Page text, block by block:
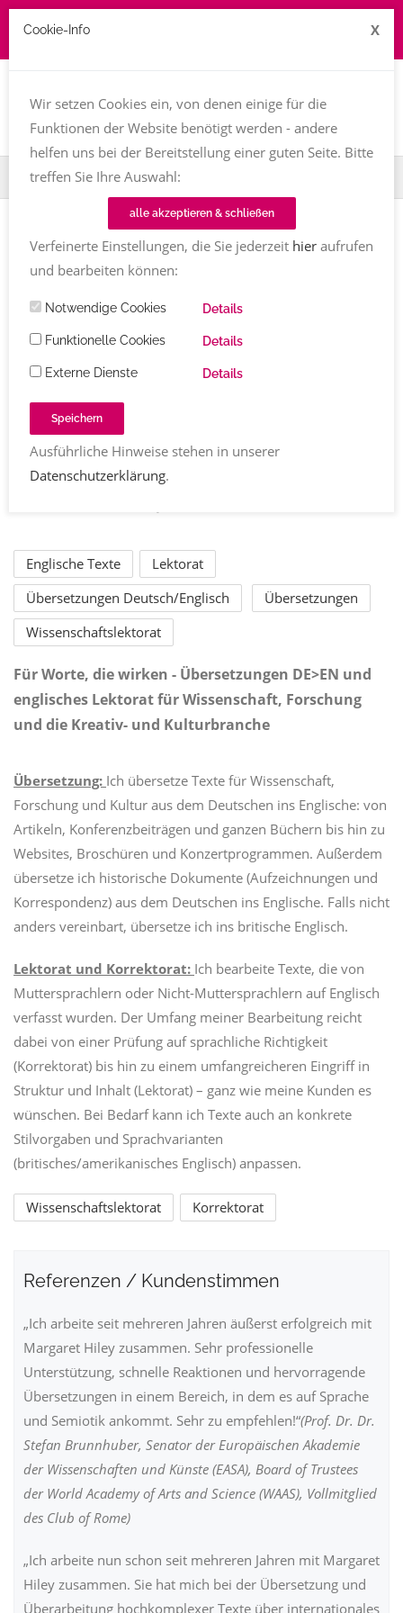
Home Fachfrauenmarkt
Englische Texte
Lektorat
Übersetzungen Deutsch/Englisch
Übersetzungen
Wissenschaftslektorat
Für Worte, die wirken - Übersetzungen DE>EN und
englisches Lektorat für Wissenschaft, Forschung
und die Kreativ- und Kulturbranche
Übersetzung: Ich übersetze Texte für Wissenschaft,
Forschung und Kultur aus dem Deutschen ins Englische: von
Artikeln, Konferenzbeiträgen und ganzen Büchern bis hin zu
Websites, Broschüren und Konzertprogrammen. Außerdem
übersetze ich historische Dokumente (Aufzeichnungen und
Korrespondenz) aus dem Deutschen ins Englische. Falls nicht
anders vereinbart, übersetze ich ins britische Englisch.
Lektorat und Korrektorat: Ich bearbeite Texte, die von
Muttersprachlern oder Nicht-Muttersprachlern auf Englisch
verfasst wurden. Der Umfang meiner Bearbeitung reicht
dabei von einer Prüfung auf sprachliche Richtigkeit
(Korrektorat) bis hin zu einem umfangreicheren Eingriff in
Struktur und Inhalt (Lektorat) – ganz wie meine Kunden es
wünschen. Bei Bedarf kann ich Texte auch an konkrete
Stilvorgaben und Sprachvarianten
(britisches/amerikanisches Englisch) anpassen.
Wissenschaftslektorat Korrektorat
Referenzen / Kundenstimmen
„Ich arbeite seit mehreren Jahren äußerst erfolgreich mit
Margaret Hiley zusammen. Sehr professionelle
Unterstützung, schnelle Reaktionen und hervorragende
Übersetzungen in einem Bereich, in dem es auf Sprache
und Semiotik ankommt. Sehr zu empfehlen!“(Prof. Dr. Dr.
Stefan Brunnhuber, Senator der Europäischen Akademie
der Wissenschaften und Künste (EASA), Board of Trustees
der World Academy of Arts and Science (WAAS), Vollmitglied
des Club of Rome)
„Ich arbeite nun schon seit mehreren Jahren mit Margaret
Hiley zusammen. Sie hat mich bei der Übersetzung und
Überarbeitung hochkomplexer Texte über internationales
Cookie-Info X
Wir setzen Cookies ein, von denen einige für die
Funktionen der Website benötigt werden - andere
helfen uns bei der Bereitstellung einer guten Seite. Bitte
treffen Sie Ihre Auswahl:
alle akzeptieren & schließen
Verfeinerte Einstellungen, die Sie jederzeit hieraufrufen
und bearbeiten können:
Notwendige Cookies Details
Funktionelle Cookies Details
Externe Dienste Details
Speichern
Ausführliche Hinweise stehen in unserer
Datenschutzerklärung.